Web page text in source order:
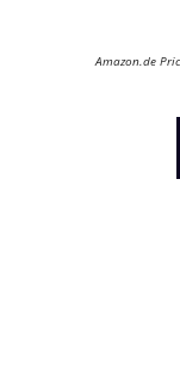
Amazon.de